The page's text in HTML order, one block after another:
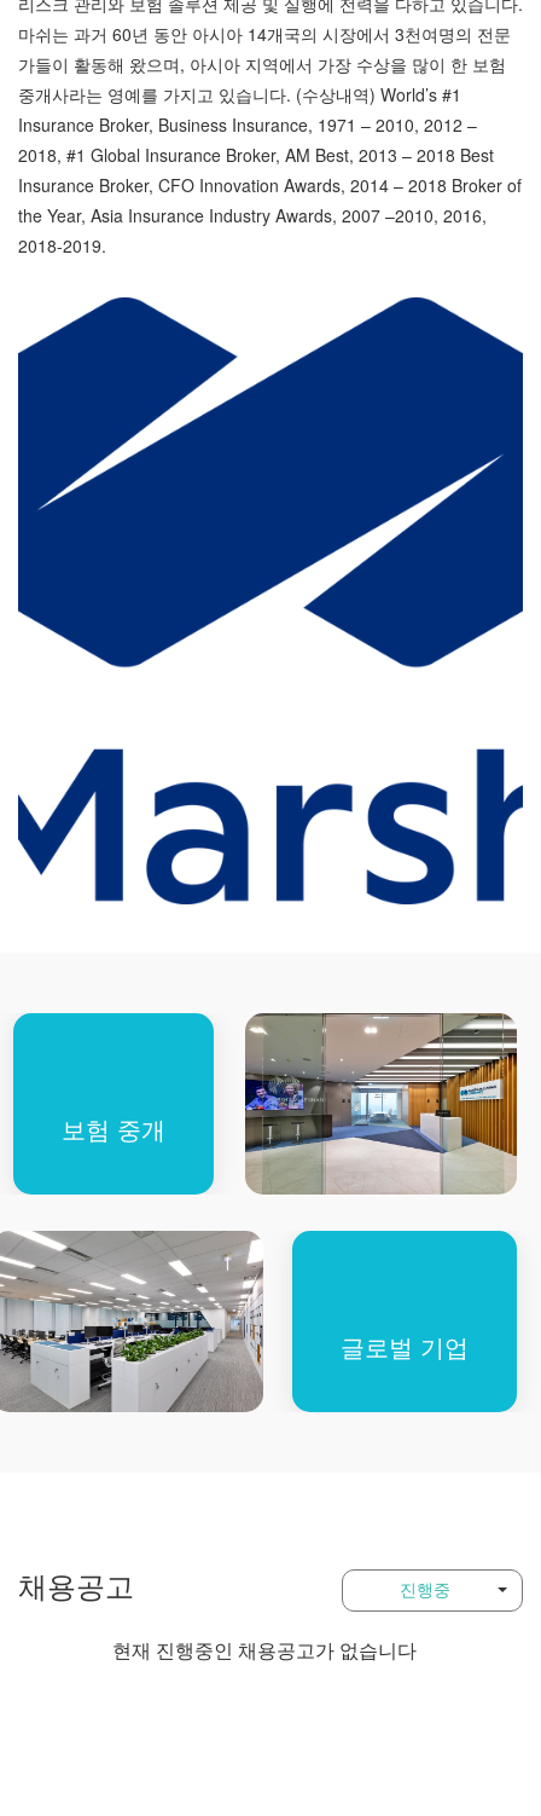
마쉬는 과거 60년 동안 아시아 14개국의 시장에서 3천여명의 전문
가들이 활동해 왔으며, 아시아 지역에서 가장 수상을 많이 한 보험
중개사라는 영예를 가지고 있습니다. (수상내역) World’s #1
Insurance Broker, Business Insurance, 1971 – 2010, 2012 –
2018, #1 Global Insurance Broker, AM Best, 2013 – 2018 Best
Insurance Broker, CFO Innovation Awards, 2014 – 2018 Broker of
the Year, Asia Insurance Industry Awards, 2007 –2010, 2016,
2018-2019.
보험 중개
글로벌 기업
진행중
채용공고
현재 진행중인 채용공고가 없습니다